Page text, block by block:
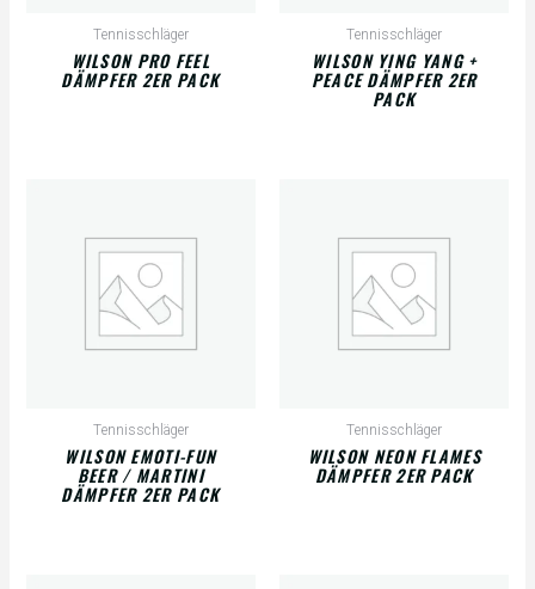
Tennisschläger
WILSON PRO FEEL
DÄMPFER 2ER PACK
Tennisschläger
WILSON YING YANG +
PEACE DÄMPFER 2ER
PACK
Tennisschläger
WILSON EMOTI-FUN
BEER / MARTINI
DÄMPFER 2ER PACK
Tennisschläger
WILSON NEON FLAMES
DÄMPFER 2ER PACK